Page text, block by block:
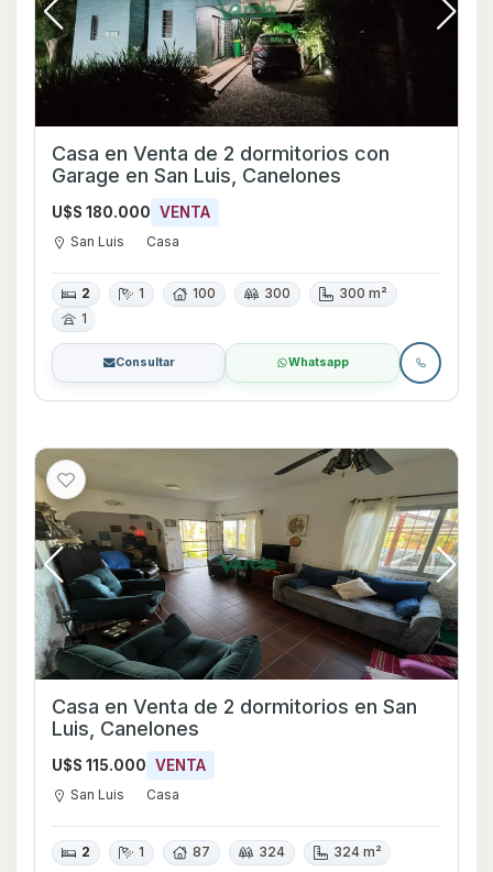
Casa en Venta de 2 dormitorios con
Garage en San Luis, Canelones
U$S 180.000 VENTA
San Luis Casa
2 1 100 300
300 m²
1
Consultar Whatsapp
Casa en Venta de 2 dormitorios en San
Luis, Canelones
U$S 115.000 VENTA
San Luis Casa
2 1 87 324 324 m²